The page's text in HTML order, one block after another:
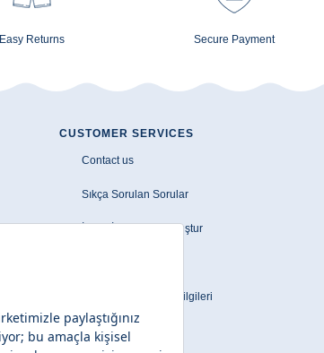
Easy Returns Secure Payment
CUSTOMER SERVICES
Contact us
Sıkça Sorulan Sorular
İptal - İade Talebi Oluştur
Banka Havale/EFT Bilgileri